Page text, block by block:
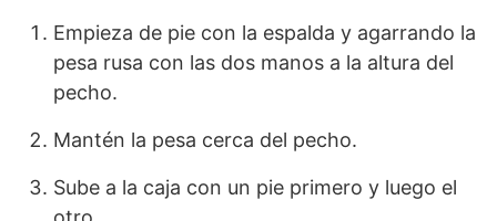
Empieza de pie con la espalda y agarrando la
pesa rusa con las dos manos a la altura del
pecho.
Mantén la pesa cerca del pecho.
Sube a la caja con un pie primero y luego el